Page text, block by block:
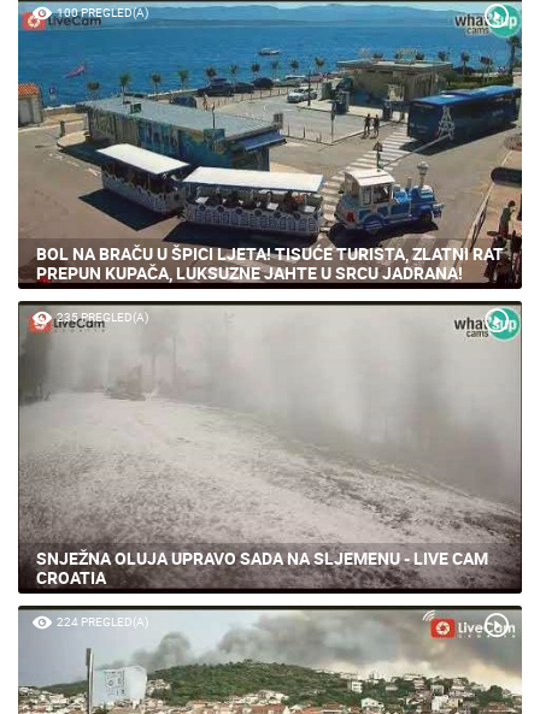
100 PREGLED(A)
BOL NA BRAČU U ŠPICI LJETA! TISUĆE TURISTA, ZLATNI RAT
PREPUN KUPAČA, LUKSUZNE JAHTE U SRCU JADRANA!
235 PREGLED(A)
SNJEŽNA OLUJA UPRAVO SADA NA SLJEMENU - LIVE CAM
CROATIA
224 PREGLED(A)